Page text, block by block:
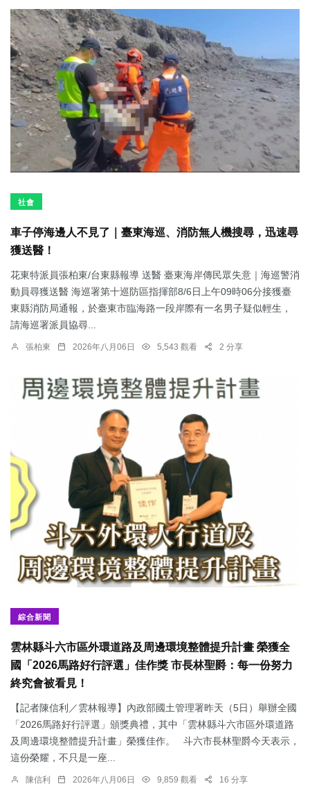
社會
車子停海邊人不見了｜臺東海巡、消防無人機搜尋，迅速尋
獲送醫！
花東特派員張柏東/台東縣報導 送醫 臺東海岸傳民眾失意｜海巡警消
動員尋獲送醫 海巡署第十巡防區指揮部8/6日上午09時06分接獲臺
東縣消防局通報，於臺東市臨海路一段岸際有一名男子疑似輕生，
請海巡署派員協尋...
張柏東 2026年八月06日 5,543 觀看 2 分享
綜合新聞
雲林縣斗六市區外環道路及周邊環境整體提升計畫 榮獲全
國「2026馬路好行評選」佳作獎 市長林聖爵：每一份努力
終究會被看見！
【記者陳信利／雲林報導】內政部國土管理署昨天（5日）舉辦全國
「2026馬路好行評選」頒獎典禮，其中「雲林縣斗六市區外環道路
及周邊環境整體提升計畫」榮獲佳作。 斗六市長林聖爵今天表示，
這份榮耀，不只是一座...
陳信利 2026年八月06日 9,859 觀看 16 分享